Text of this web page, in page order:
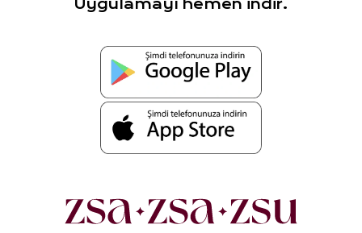
Uygulamayı hemen indir.